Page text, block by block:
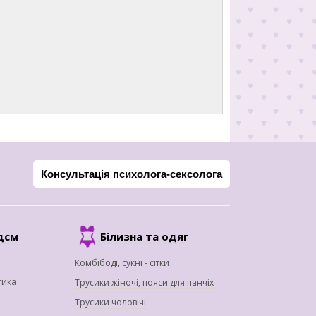
Консультація психолога-сексолога
Білизна та одяг
Комбібоді, сукні - сітки
Трусики жіночі, пояси для панчіх
Трусики чоловічі